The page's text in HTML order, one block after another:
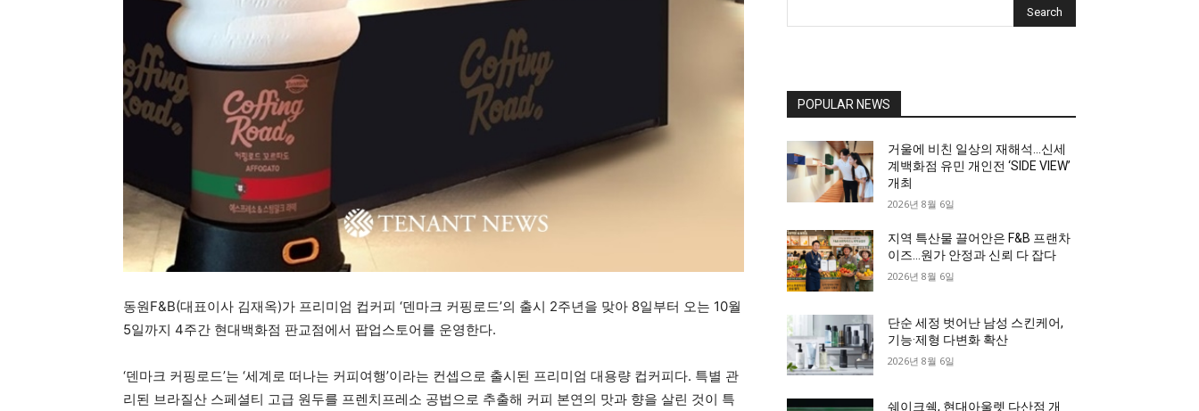
동원F&B(대표이사 김재옥)가 프리미엄 컵커피 ‘덴마크 커핑로드’의 출시 2주년을 맞아 8일부터 오는 10월
5일까지 4주간 현대백화점 판교점에서 팝업스토어를 운영한다.
‘덴마크 커핑로드’는 ‘세계로 떠나는 커피여행’이라는 컨셉으로 출시된 프리미엄 대용량 컵커피다. 특별 관
리된 브라질산 스페셜티 고급 원두를 프렌치프레소 공법으로 추출해 커피 본연의 맛과 향을 살린 것이 특
Search
POPULAR NEWS
거울에 비친 일상의 재해석…신세
계백화점 유민 개인전 ‘SIDE VIEW’
개최
2026년 8월 6일
지역 특산물 끌어안은 F&B 프랜차
이즈…원가 안정과 신뢰 다 잡다
2026년 8월 6일
단순 세정 벗어난 남성 스킨케어,
기능·제형 다변화 확산
2026년 8월 6일
쉐이크쉑, 현대아울렛 다산점 개